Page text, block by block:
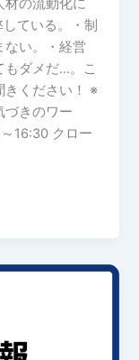
材の流動化に
ている。・制
ない。・経営
もダメだ…。こ
きください！ ※
づきのワー
16:30 クロー